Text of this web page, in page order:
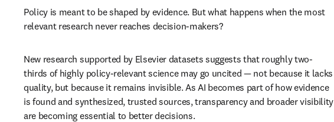
Policy is meant to be shaped by evidence. But what happens when the most
relevant research never reaches decision-makers?
New research supported by Elsevier datasets suggests that roughly two-
thirds of highly policy-relevant science may go uncited — not because it lacks
quality, but because it remains invisible. As AI becomes part of how evidence
is found and synthesized, trusted sources, transparency and broader visibility
are becoming essential to better decisions.